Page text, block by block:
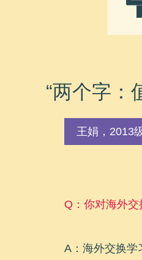
“两个字：
王娟，2013
Q：你对海外
A：海外交换学